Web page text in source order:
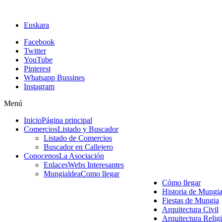
Euskara
Facebook
Twitter
YouTube
Pinterest
Whatsapp Bussines
Instagram
Menú
InicioPágina principal
ComerciosListado y Buscador
Listado de Comercios
Buscador en Callejero
ConocenosLa Asociación
EnlacesWebs Interesantes
MungialdeaComo llegar
Cómo llegar
Historia de Mungia
Fiestas de Mungia
Arquitectura Civil
Arquitectura